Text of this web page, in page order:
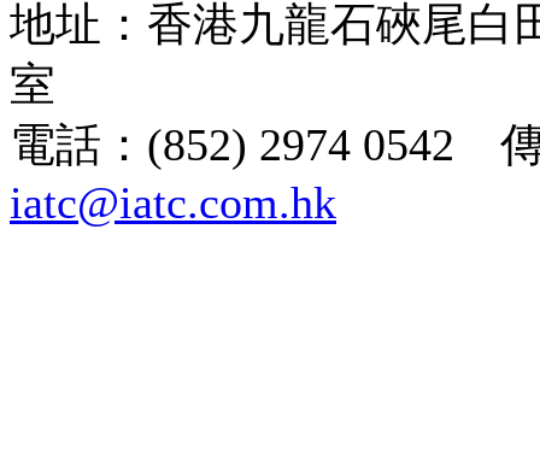
地址：香港九龍石硤尾白
室
電話：(852) 2974 0542
iatc@iatc.com.hk